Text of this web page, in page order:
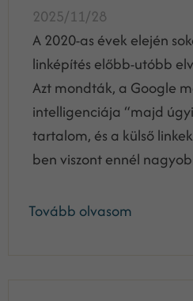
2025/11/28
A 2020-as évek elején
linképítés előbb-utóbb
Azt mondták, a Google
intelligenciája “majd
tartalom, és a külső
ben viszont ennél
Tovább olvasom